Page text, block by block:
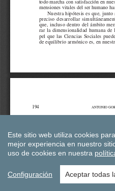
Este sitio web utiliza cookies
mejor experiencia en nuestro
uso de cookies en nuestra
Configuración Aceptar todas